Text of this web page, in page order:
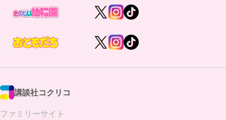
講談社コクリコ
ファミリーサイト